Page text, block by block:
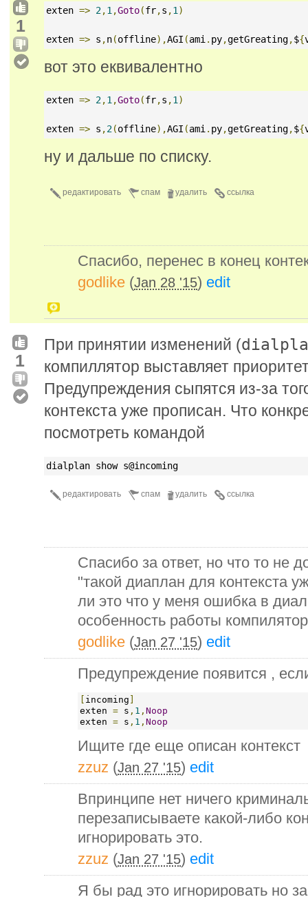
1
exten => 2,1 ,Goto(fr,s ,1 )
exten => s ,n(offline),AGI (ami . py,getGreating,${
вот это еквивалентно
exten => 2,1 ,Goto(fr,s ,1 )
exten => s ,2(offline),AGI (ami . py,getGreating,${
ну и дальше по списку.
ссылка
удалить
спам
редактировать
Спасибо, перенес в конец
godlike (Jan 28 '15) edit
1
При принятии изменений (
компиллятор выставляет
Предупреждения сыпятся из-за
контекста уже прописан. Что
посмотреть командой
dialplan show s@incoming
ссылка
удалить
спам
редактировать
Спасибо за ответ, но что то не
"такой диаплан для контекста
ли это что у меня ошибка в
особенность работы
godlike (Jan 27 '15) edit
Предупреждение появится ,
[ incoming ]
exten = s , 1 , Noop
exten = s , 1 , Noop
Ищите где еще описан контекст
zzuz (Jan 27 '15) edit
Впринципе нет ничего
перезаписываете какой-либо
игнорировать это.
zzuz (Jan 27 '15) edit
Я бы рад это игнорировать но